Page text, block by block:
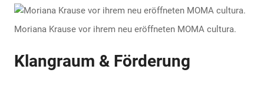
Moriana Krause vor ihrem neu eröffneten MOMA cultura.
Klangraum & Förderung